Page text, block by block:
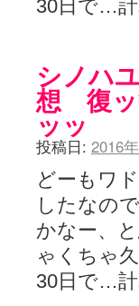
30日で…
シノハ
想 復
ッッ
投稿日: 2016
どーもワ
したなの
かなー、
ゃくちゃ
30日で…